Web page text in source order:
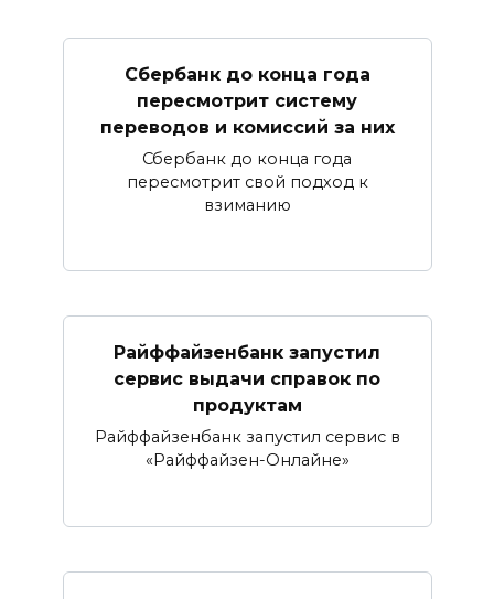
Сбербанк​ до конца года
пересмотрит систему
переводов и комиссий за них
Сбербанк до конца года
пересмотрит свой подход к
взиманию
Райффайзенбанк запустил
сервис выдачи справок по
продуктам
Райффайзенбанк запустил сервис в
«Райффайзен-Онлайне»